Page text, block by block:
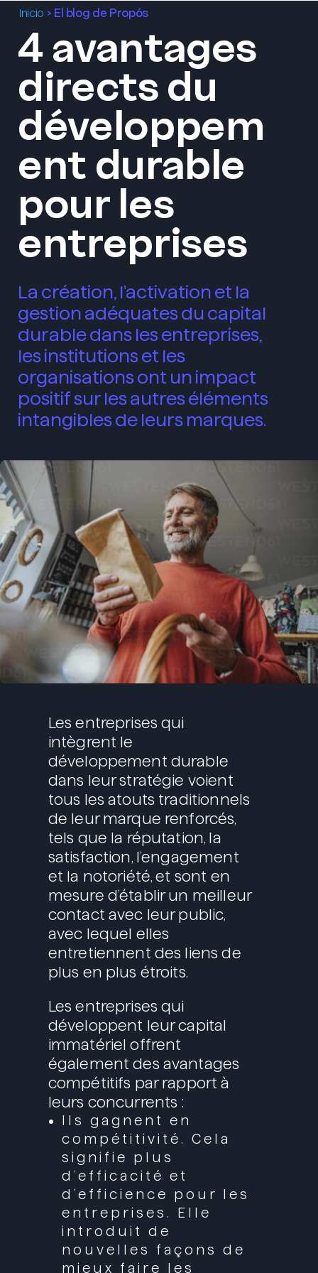
Inicio > El blog de Propós
4 avantages
directs du
développem
ent durable
pour les
entreprises
La création, l'activation et la
gestion adéquates du capital
durable dans les entreprises,
les institutions et les
organisations ont un impact
positif sur les autres éléments
intangibles de leurs marques.
Les entreprises qui
intègrent le
développement durable
dans leur stratégie voient
tous les atouts traditionnels
de leur marque renforcés,
tels que la réputation, la
satisfaction, l’engagement
et la notoriété, et sont en
mesure d’établir un meilleur
contact avec leur public,
avec lequel elles
entretiennent des liens de
plus en plus étroits.
Les entreprises qui
développent leur capital
immatériel offrent
également des avantages
compétitifs par rapport à
leurs concurrents :
Ils gagnent en
compétitivité. Cela
signifie plus
d’efficacité et
d’efficience pour les
entreprises. Elle
introduit de
nouvelles façons de
mieux faire les